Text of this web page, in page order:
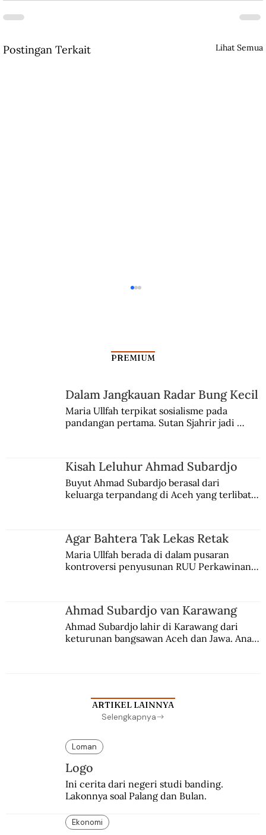
Postingan Terkait Lihat Semua
Kisah Leluhur Ahmad Subardjo
PREMIUM
Dalam Jangkauan Radar Bung Kecil
Maria Ullfah terpikat sosialisme pada
pandangan pertama. Sutan Sjahrir jadi
Kisah Leluhur Ahmad Subardjo
Buyut Ahmad Subardjo berasal dari
keluarga terpandang di Aceh yang terlibat
Agar Bahtera Tak Lekas Retak
Maria Ullfah berada di dalam pusaran
kontroversi penyusunan RUU Perkawinan.
Ahmad Subardjo van Karawang
Ahmad Subardjo lahir di Karawang dari
keturunan bangsawan Aceh dan Jawa. Anak
ARTIKEL LAINNYA
Selengkapnya
Loman
Logo
Ini cerita dari negeri studi banding.
Lakonnya soal Palang dan Bulan.
Ekonomi